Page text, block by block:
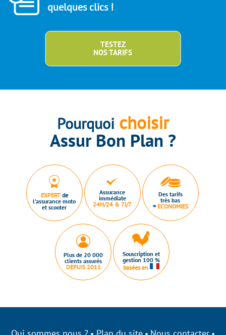
quelques clics !
TESTEZ
NOS TARIFS
Pourquoi choisir
Assur Bon Plan ?
EXPERTde
l’assurance moto
et scooter
Assurance
immédiate
24H/24 & 7J/7
Des tarifs
très bas
= ECONOMIES
Plus de 20 000
clients assurés
DEPUIS 2011
Souscription et
gestion 100 %
basées en